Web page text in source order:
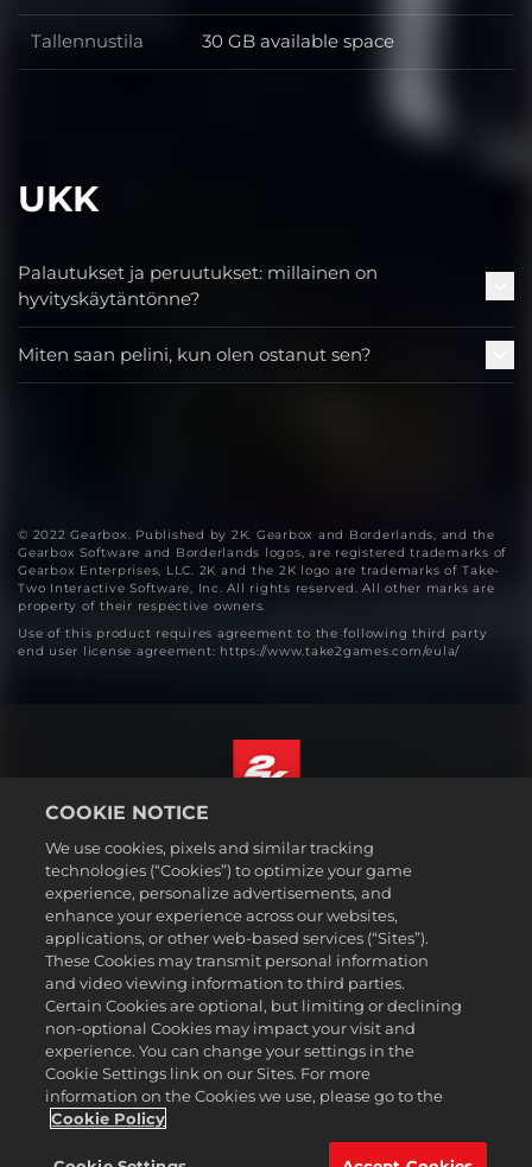
Tallennustila Tallennustila
30 GB available space
UKK
Palautukset ja peruutukset: millainen on
hyvityskäytäntönne?
Miten saan pelini, kun olen ostanut sen?
© 2022 Gearbox. Published by 2K. Gearbox and Borderlands, and the
Gearbox Software and Borderlands logos, are registered trademarks of
Gearbox Enterprises, LLC. 2K and the 2K logo are trademarks of Take-
Two Interactive Software, Inc. All rights reserved. All other marks are
property of their respective owners.
Use of this product requires agreement to the following third party
end user license agreement: https://www.take2games.com/eula/
Lakitiedot
Tietosuojakäytäntö
Evästekäytäntö
Tuki
Älkää myykö tai jakako henkilötietojani
Order Lookup & Refunds
2K Ad Partners
©2016-2026 Take-Two Interactive Software Inc. 2K, Firaxis Games,
Civilization, and their respective logos are trademarks of Take-Two
Interactive Software, Inc. All rights reserved.
Kaikki tällä sivustolla mainitut tavaramerkit ovat omistajiensa
Suomi
COOKIE NOTICE
We use cookies, pixels and similar tracking
technologies (“Cookies”) to optimize your game
experience, personalize advertisements, and
enhance your experience across our websites,
applications, or other web-based services (“Sites”).
These Cookies may transmit personal information
and video viewing information to third parties.
Certain Cookies are optional, but limiting or declining
non-optional Cookies may impact your visit and
experience. You can change your settings in the
Cookie Settings link on our Sites. For more
information on the Cookies we use, please go to the
Cookie Policy